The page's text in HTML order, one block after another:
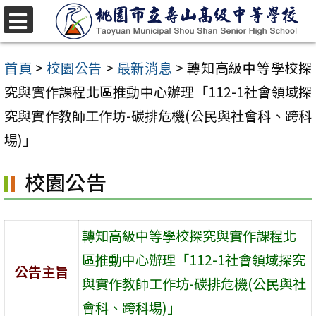
跳
至
主
要
內
容
首頁 > 校園公告 > 最新消息 > 轉知高級中等學校探
究與實作課程北區推動中心辦理「112-1社會領域探
究與實作教師工作坊-碳排危機(公民與社會科、跨科
場)」
校園公告
公告主旨
轉知高級中等學校探究與實作課程北
區推動中心辦理「112-1社會領域探究
與實作教師工作坊-碳排危機(公民與社
會科、跨科場)」
選
單